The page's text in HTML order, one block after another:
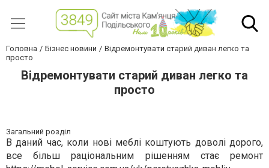
Головна Бізнес новини
Відремонтувати старий диван легко та
просто
Відремонтувати старий диван легко та
просто
Загальний розділ
В даний час, коли нові меблі коштують доволі дорого,
все більш раціональним рішенням стає ремонт